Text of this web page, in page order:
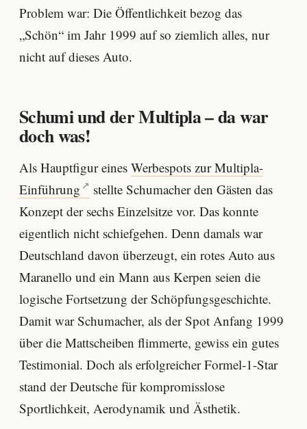
Problem war: Die Öffentlichkeit bezog das
„Schön“ im Jahr 1999 auf so ziemlich alles, nur
nicht auf dieses Auto.
Schumi und der Multipla – da war
doch was!
Als Hauptfigur eines Werbespots zur Multipla-
Einführung
stellte Schumacher den Gästen das
Konzept der sechs Einzelsitze vor. Das konnte
eigentlich nicht schiefgehen. Denn damals war
Deutschland davon überzeugt, ein rotes Auto aus
Maranello und ein Mann aus Kerpen seien die
logische Fortsetzung der Schöpfungsgeschichte.
Damit war Schumacher, als der Spot Anfang 1999
über die Mattscheiben flimmerte, gewiss ein gutes
Testimonial. Doch als erfolgreicher Formel-1-Star
stand der Deutsche für kompromisslose
Sportlichkeit, Aerodynamik und Ästhetik.